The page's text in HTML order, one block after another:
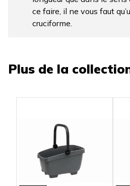
ce faire, il ne vous faut
cruciforme.
Plus de la